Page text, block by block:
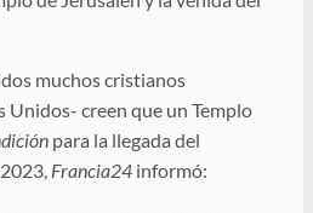
muchos cristianos
Unidos- creen que un Templo
para la llegada del
Francia24informó: